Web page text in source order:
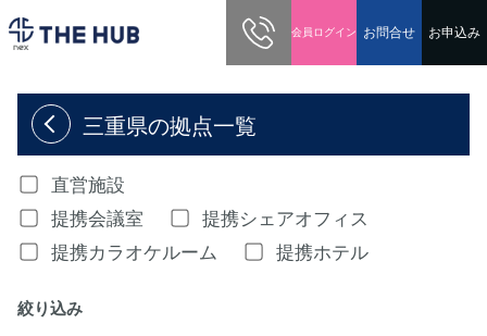
会員ログイン お問合せ お申込み
三重県の拠点一覧
直営施設
提携会議室
提携シェアオフィス
提携カラオケルーム
提携ホテル
絞り込み